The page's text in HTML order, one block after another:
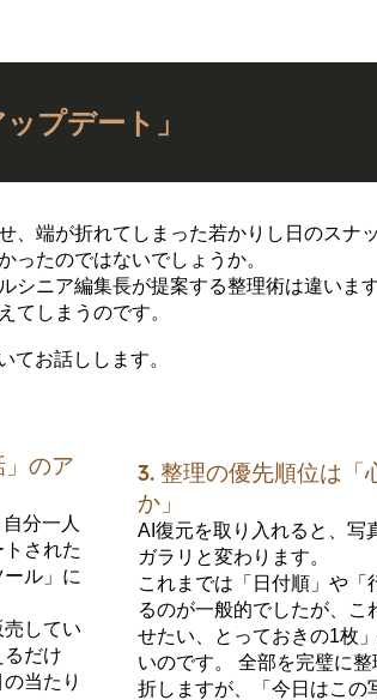
プデート」
端が折れてしまった若かりし日のスナ
ったのではないでしょうか。
シニア編集長が提案する整理術は違いま
てしまうのです。
てお話しします。
のア
分一人
された
ル」に
してい
だけ
当たり
3. 整理の優先順位は「
か」
AI復元を取り入れると、写
ガラリと変わります。
これまでは「日付順」や「
るのが一般的でしたが、こ
せたい、とっておきの1枚
いのです。 全部を完璧に
折しますが、「今日はこの